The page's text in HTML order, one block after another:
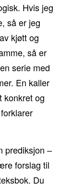
Hvis jeg
så er jeg
kjøtt og
så er
serie med
En kaller
konkret og
prediksjon –
forslag til
Du